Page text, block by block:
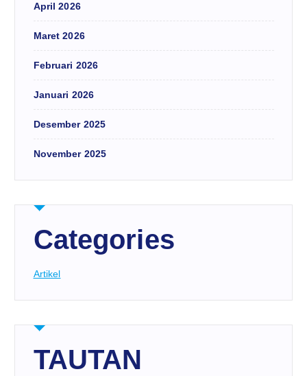
April 2026
Maret 2026
Februari 2026
Januari 2026
Desember 2025
November 2025
Categories
Artikel
TAUTAN